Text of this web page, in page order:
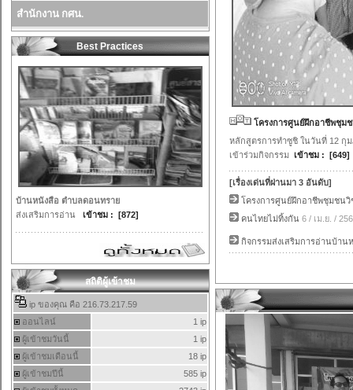
สำนักงาน กศน.
Best Practices
บ้านหนังสือ ตำบลดอนทราย
ส่งเสริมการอ่าน
เข้าชม : [872]
สถิติผู้เข้าชม
โครงการศูนย์ฝึกอาชีพชุม
หลักสูตรการทำซูชิ ในวันที่ 12 กุ
เข้าร่วมกิจกรรม เข้าชม : [649]
[เรื่องเด่นที่ผ่านมา 3 อันดับ]
โครงการศูนย์ฝึกอาชีพชุมชน
คนไทยไม่ทิ้งกัน 6 / เม.ย. /
กิจกรรมส่งเสริมการอ่านบ้า